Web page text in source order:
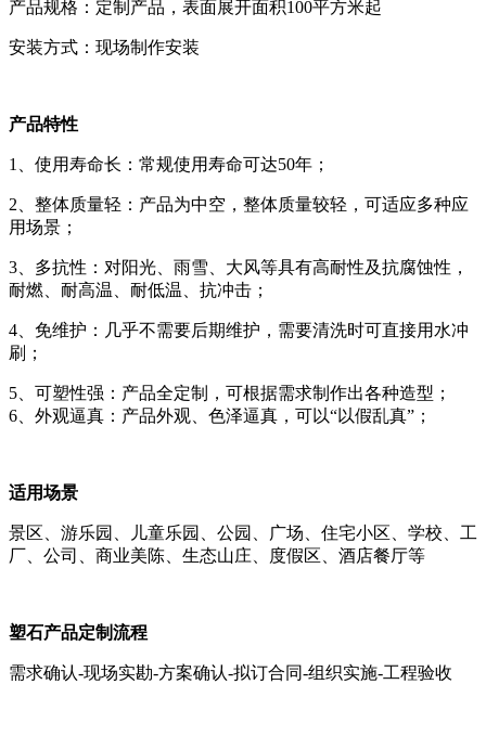
产品规格：定制产品，表面展开面积100平方米起
安装方式：现场制作安装
产品特性
1、使用寿命长：常规使用寿命可达50年；
2、整体质量轻：产品为中空，整体质量较轻，可适应多种应
用场景；
3、多抗性：对阳光、雨雪、大风等具有高耐性及抗腐蚀性，
耐燃、耐高温、耐低温、抗冲击；
4、免维护：几乎不需要后期维护，需要清洗时可直接用水冲
刷；
5、可塑性强：产品全定制，可根据需求制作出各种造型；
6、外观逼真：产品外观、色泽逼真，可以“以假乱真”；
适用场景
景区、游乐园、儿童乐园、公园、广场、住宅小区、学校、工
厂、公司、商业美陈、生态山庄、度假区、酒店餐厅等
塑石产品定制流程
需求确认-现场实勘-方案确认-拟订合同-组织实施-工程验收